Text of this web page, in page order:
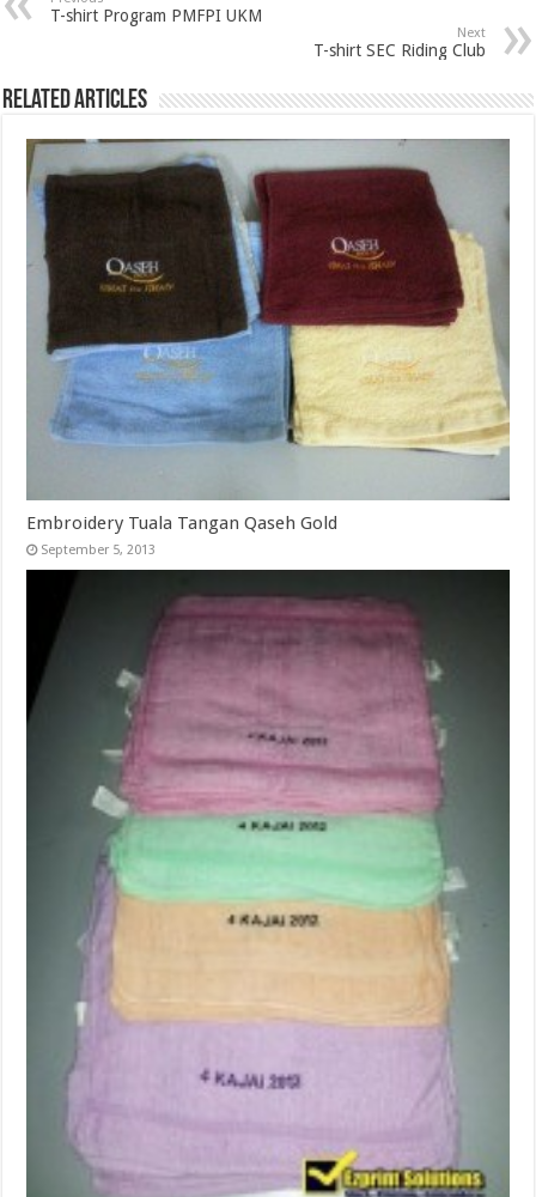
T-shirt Program PMFPI UKM
Next
T-shirt SEC Riding Club
Related Articles
Embroidery Tuala Tangan Qaseh Gold
September 5, 2013